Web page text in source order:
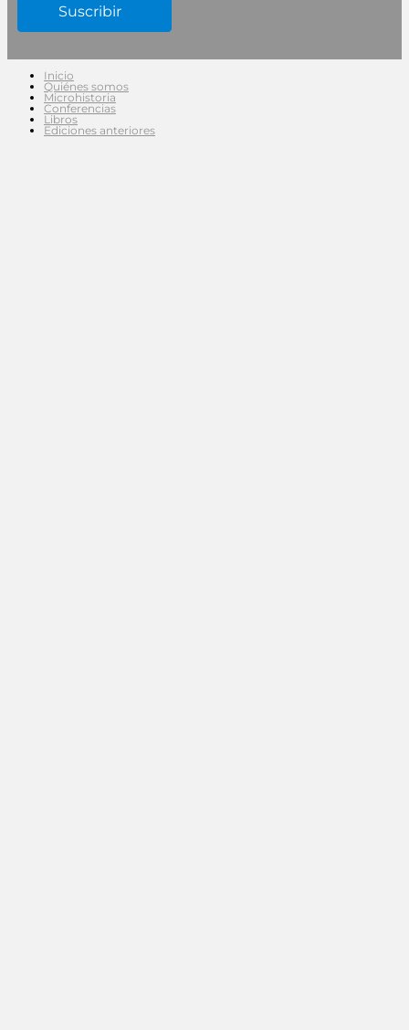
Inicio
Quiénes somos
Microhistoria
Conferencias
Libros
Ediciones anteriores